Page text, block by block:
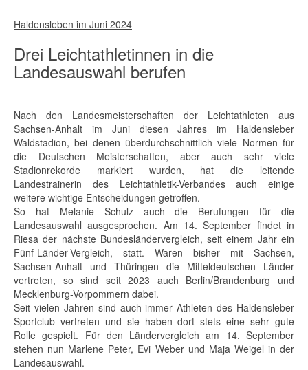
Haldensleben im Juni 2024
Drei Leichtathletinnen in die
Landesauswahl berufen
Nach den Landesmeisterschaften der Leichtathleten aus
Sachsen-Anhalt im Juni diesen Jahres im Haldensleber
Waldstadion, bei denen überdurchschnittlich viele Normen für
die Deutschen Meisterschaften, aber auch sehr viele
Stadionrekorde markiert wurden, hat die leitende
Landestrainerin des Leichtathletik-Verbandes auch einige
weitere wichtige Entscheidungen getroffen.
So hat Melanie Schulz auch die Berufungen für die
Landesauswahl ausgesprochen. Am 14. September findet in
Riesa der nächste Bundesländervergleich, seit einem Jahr ein
Fünf-Länder-Vergleich, statt. Waren bisher mit Sachsen,
Sachsen-Anhalt und Thüringen die Mitteldeutschen Länder
vertreten, so sind seit 2023 auch Berlin/Brandenburg und
Mecklenburg-Vorpommern dabei.
Seit vielen Jahren sind auch immer Athleten des Haldensleber
Sportclub vertreten und sie haben dort stets eine sehr gute
Rolle gespielt. Für den Ländervergleich am 14. September
stehen nun Marlene Peter, Evi Weber und Maja Weigel in der
Landesauswahl.